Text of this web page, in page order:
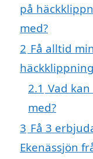
på
med?
2 Få alltid
2.1 Vad
med?
3 Få 3
Ekenässjön